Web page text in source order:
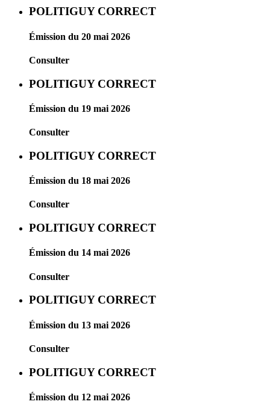
POLITIGUY CORRECT
Émission du 20 mai 2026
Consulter
POLITIGUY CORRECT
Émission du 19 mai 2026
Consulter
POLITIGUY CORRECT
Émission du 18 mai 2026
Consulter
POLITIGUY CORRECT
Émission du 14 mai 2026
Consulter
POLITIGUY CORRECT
Émission du 13 mai 2026
Consulter
POLITIGUY CORRECT
Émission du 12 mai 2026